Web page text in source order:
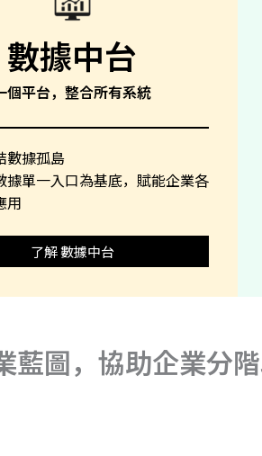
數據中台
個平台，整合所有系統
數據孤島
據單一入口為基底，賦能企業各
用
了解 數據中台
藍圖，協助企業分